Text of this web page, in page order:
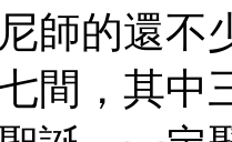
師的還不
間，其中